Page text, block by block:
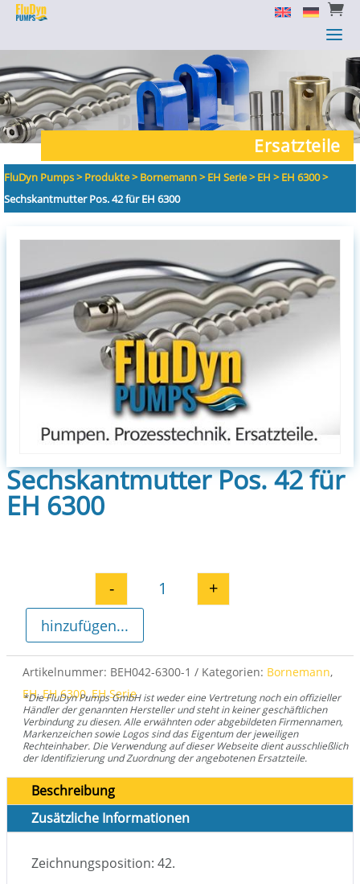

a

a
Ersatzteile
FluDyn Pumps>Produkte>Bornemann>EH Serie>EH >EH 6300>
Sechskantmutter Pos. 42 für EH 6300
Sechskantmutter Pos. 42 für
EH 6300
Sechskantmutter Pos. 42 für EH
- +
hinzufügen...
Artikelnummer: BEH042-6300-1 Kategorien: Bornemann,
EH,EH 6300,EH Serie
*Die FluDyn Pumps GmbH ist weder eine Vertretung noch ein offizieller
Händler der genannten Hersteller und steht in keiner geschäftlichen
Verbindung zu diesen. Alle erwähnten oder abgebildeten Firmennamen,
Markenzeichen sowie Logos sind das Eigentum der jeweiligen
Rechteinhaber. Die Verwendung auf dieser Webseite dient ausschließlich
der Identifizierung und Zuordnung der angebotenen Ersatzteile.
Beschreibung
Zusätzliche Informationen
Zeichnungsposition: 42.